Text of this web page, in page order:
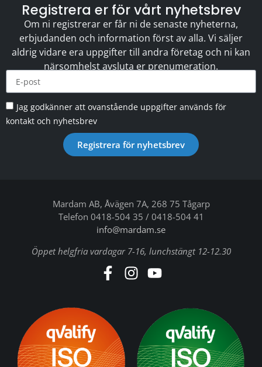
Registrera er för vårt nyhetsbrev
Om ni registrerar er får ni de senaste nyheterna,
erbjudanden och information först av alla. Vi säljer
aldrig vidare era uppgifter till andra företag och ni kan
närsomhelst avsluta er prenumeration.
Jag godkänner att ovanstående uppgifter används för
kontakt och nyhetsbrev
Registrera för nyhetsbrev
Mardam AB, Åvägen 7A, 268 75 Tågarp
Telefon 0418-504 35 / 0418-504 41
info@mardam.se
Öppet helgfria vardagar 7-16, lunchstängt 12-12.30